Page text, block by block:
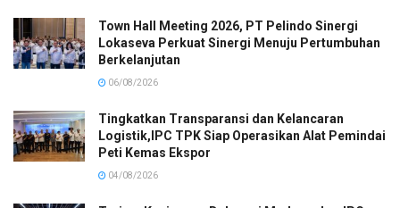
Town Hall Meeting 2026, PT Pelindo Sinergi
Lokaseva Perkuat Sinergi Menuju Pertumbuhan
Berkelanjutan
06/08/2026
Tingkatkan Transparansi dan Kelancaran
Logistik,IPC TPK Siap Operasikan Alat Pemindai
Peti Kemas Ekspor
04/08/2026